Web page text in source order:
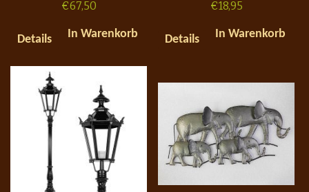
€67,50
Details In Warenkorb
€18,95
Details In Warenkorb